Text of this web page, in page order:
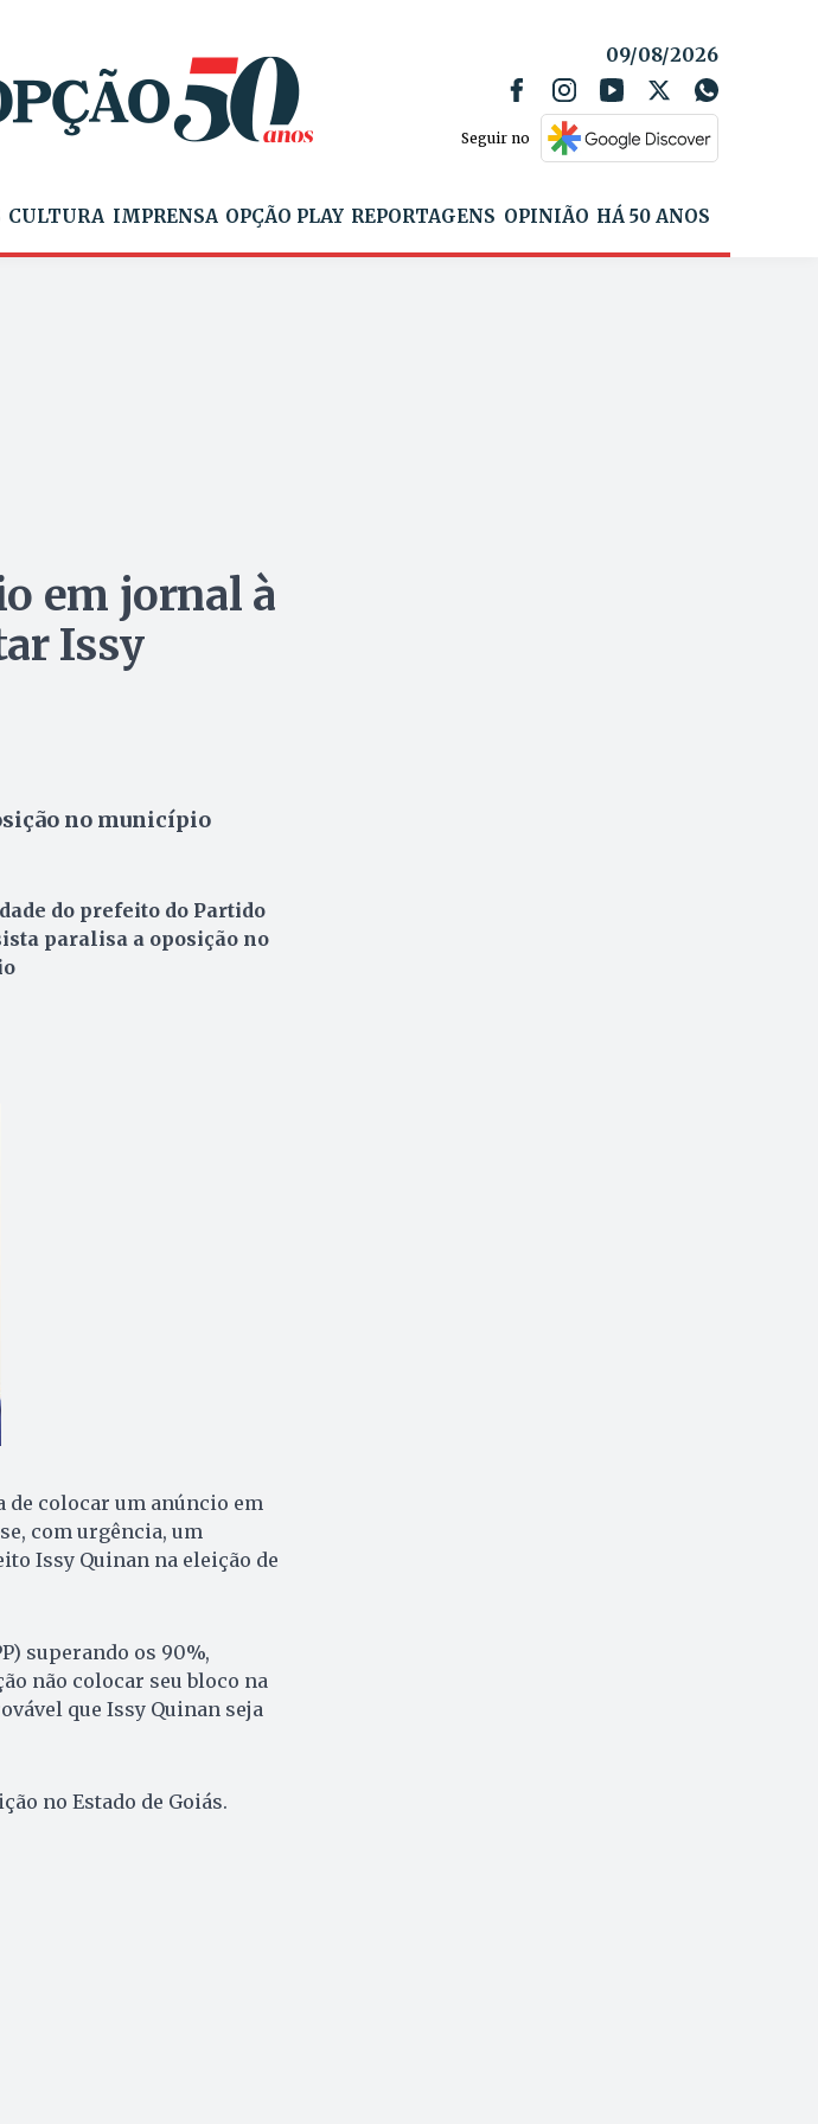
09/08/2026
Seguir no
CULTURA IMPRENSA OPÇÃO PLAY REPORTAGENS OPINIÃO HÁ 50 ANOS
em jornal à
Issy
no município
do prefeito do Partido
paralisa a oposição no
de colocar um anúncio em
com urgência, um
Issy Quinan na eleição de
superando os 90%,
não colocar seu bloco na
que Issy Quinan seja
no Estado de Goiás.